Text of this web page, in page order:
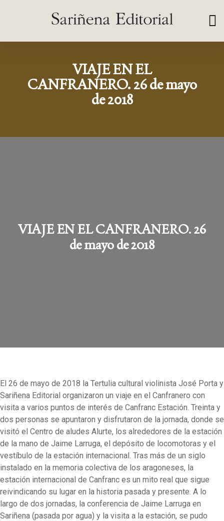
VIAJE EN EL
CANFRANERO. 26 de mayo
de 2018
VIAJE EN EL CANFRANERO. 26
de mayo de 2018
El 26 de mayo de 2018 la Tertulia cultural violinista José Porta y
Sariñena Editorial organizaron un viaje en el Canfranero con
visita a varios puntos de interés de Canfranc Estación. Treinta y
dos personas se apuntaron y disfrutaron de la jornada, donde se
visitó el Centro de aludes Alurte, los alrededores de la estación
de la mano de Jaime Larruga, el depósito de locomotoras y el
vestíbulo de la estación internacional. Tras más de un siglo
instalado en la memoria colectiva de los aragoneses, la
estación internacional de Canfranc es un mito real que sigue
reivindicando su lugar en la historia pasada y presente. A lo
largo de dos jornadas, la conferencia de Jaime Larruga en
Sariñena (pasada por agua) y la visita a la estación, se pudo